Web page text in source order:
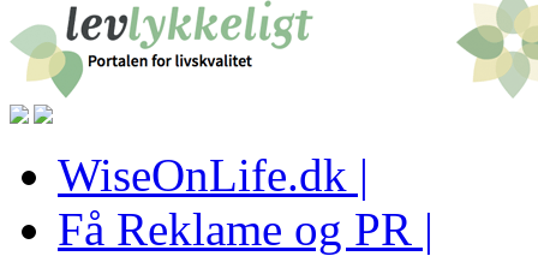
WiseOnLife.dk |
Få Reklame og PR |